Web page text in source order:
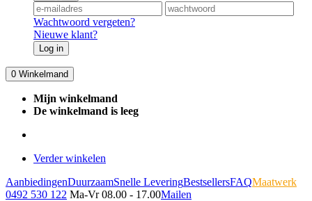
Wachtwoord vergeten?
Nieuwe klant?
Log in
0 Winkelmand
Mijn winkelmand
De winkelmand is leeg
Verder winkelen
AanbiedingenDuurzaamSnelle LeveringBestsellersFAQMaatwerk
0492 530 122 Ma-Vr 08.00 - 17.00Mailen